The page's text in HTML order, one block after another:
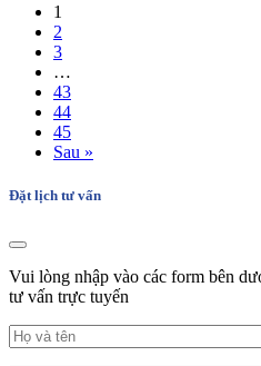
1
2
3
…
43
44
45
Sau »
Đặt lịch tư vấn
Vui lòng nhập vào các form bên
tư vấn trực tuyến